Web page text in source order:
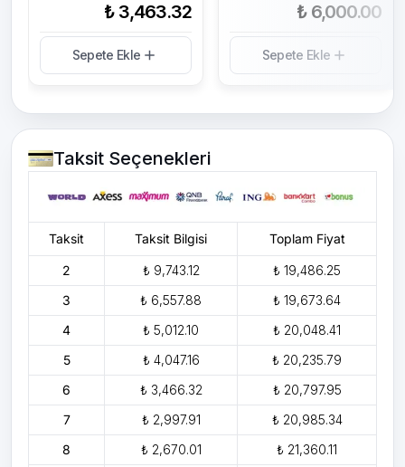
₺ 3,463.32
Sepete Ekle
₺ 6,000.00
Sepete Ekle
Taksit Seçenekleri
Taksit Taksit Bilgisi Toplam Fiyat
2 ₺ 9,743.12
₺ 19,486.25
3
₺ 6,557.88
₺ 19,673.64
4
₺ 5,012.10
₺ 20,048.41
5
₺ 4,047.16
₺ 20,235.79
6
₺ 3,466.32
₺ 20,797.95
7
₺ 2,997.91
₺ 20,985.34
8
₺ 2,670.01
₺ 21,360.11